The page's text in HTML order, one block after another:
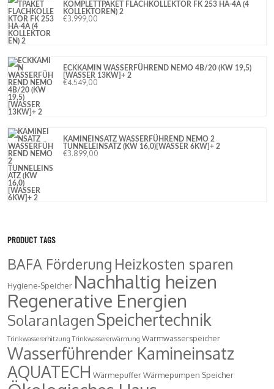
KOMPLETTPAKET FLACHKOLLEKTOR FK 253 HA-4A (4
KOLLEKTOREN) 2
€3.999,00
ECKKAMIN WASSERFÜHREND NEMO 4B/20 (KW 19,5)
[WASSER 13KW]+ 2
€4.549,00
KAMINEINSATZ WASSERFÜHREND NEMO 2
TUNNELEINSATZ (KW 16,0)[WASSER 6KW]+ 2
€3.899,00
PRODUCT TAGS
BAFA Förderung Heizkosten sparen
Hygiene-Speicher Nachhaltig heizen
Regenerative Energien
Solaranlagen Speichertechnik
Trinkwassererhitzung Trinkwassererwärmung Warmwasserspeicher
Wasserführender Kamineinsatz
AQUATECH WärmepufferWärmepumpen Speicher